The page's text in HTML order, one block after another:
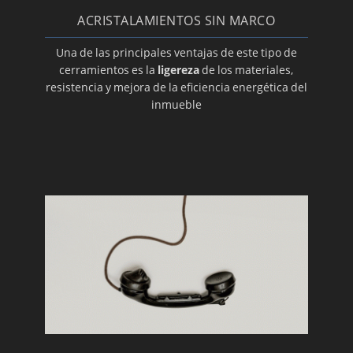
cristal
Carpintería de aluminio
Carpintería de PVC en Sevilla
Empresa de cerramientos
¿Necesita un techo fijo?
Ventajas de cerrar una terraza
¿Necesita un cerramiento para su balcón?
Cerramientos de galerías
¿Está buscando toldos para su hogar?
ACRISTALAMIENTOS SIN MARCO
Una de las principales ventajas de este tipo de
cerramientos es la ligerezade los materiales,
resistencia y mejora de la eficiencia energética del
inmueble